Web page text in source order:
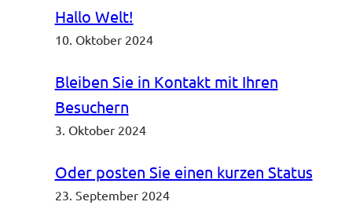
Hallo Welt!
10. Oktober 2024
Bleiben Sie in Kontakt mit Ihren
Besuchern
3. Oktober 2024
Oder posten Sie einen kurzen Status
23. September 2024